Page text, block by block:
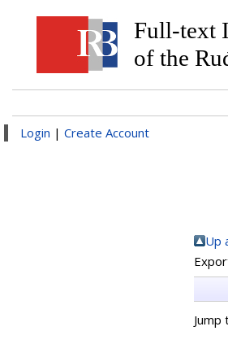
Full-text
of the
Login | Create Account
Up
Jump